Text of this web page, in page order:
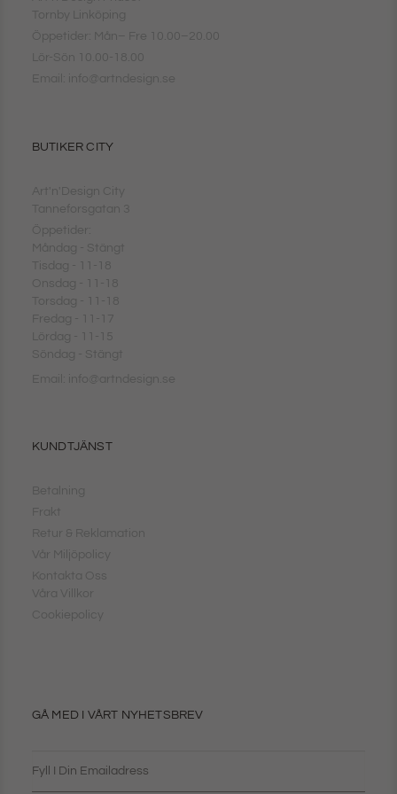
Tornby Linköping
Öppetider: Mån– Fre 10.00–20.00
Lör-Sön 10.00-18.00
Email: info@artndesign.se
BUTIKER CITY
Art'n'Design City
Tanneforsgatan 3
Öppetider:
Måndag - Stängt
Tisdag - 11-18
Onsdag - 11-18
Torsdag - 11-18
Fredag - 11-17
Lördag - 11-15
Söndag - Stängt
Email: info@artndesign.se
KUNDTJÄNST
Betalning
Frakt
Retur & Reklamation
Vår Miljöpolicy
Kontakta Oss
Våra Villkor
Cookiepolicy
GÅ MED I VÅRT NYHETSBREV